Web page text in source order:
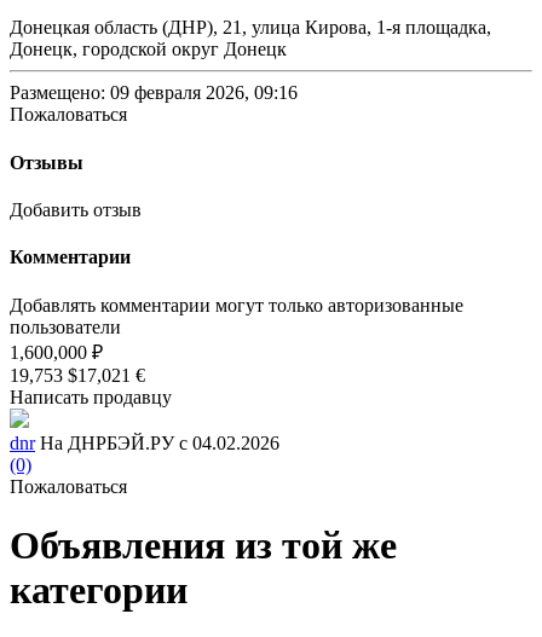
Донецкая область (ДНР), 21, улица Кирова, 1-я площадка,
Донецк, городской округ Донецк
Размещено: 09 февраля 2026, 09:16
Пожаловаться
Отзывы
Добавить отзыв
Комментарии
Добавлять комментарии могут только авторизованные
пользователи
1,600,000 ₽
19,753 $17,021 €
Написать продавцу
dnr На ДНРБЭЙ.РУ с 04.02.2026
(0)
Пожаловаться
Объявления из той же
категории